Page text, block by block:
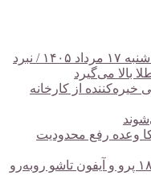
پیش ‌بینی قیمت دلار، طلا و سکه شنبه ۱۷ مرداد ۱۴۰۵ / نبرد
بالا می‌گیرد
خیره‌کننده از کارخانه
وعده رفع محدودیت
بازار موبایل با کمبود شدید آیفون ۱۸ پرو و آیفون تاشو روبه‌رو